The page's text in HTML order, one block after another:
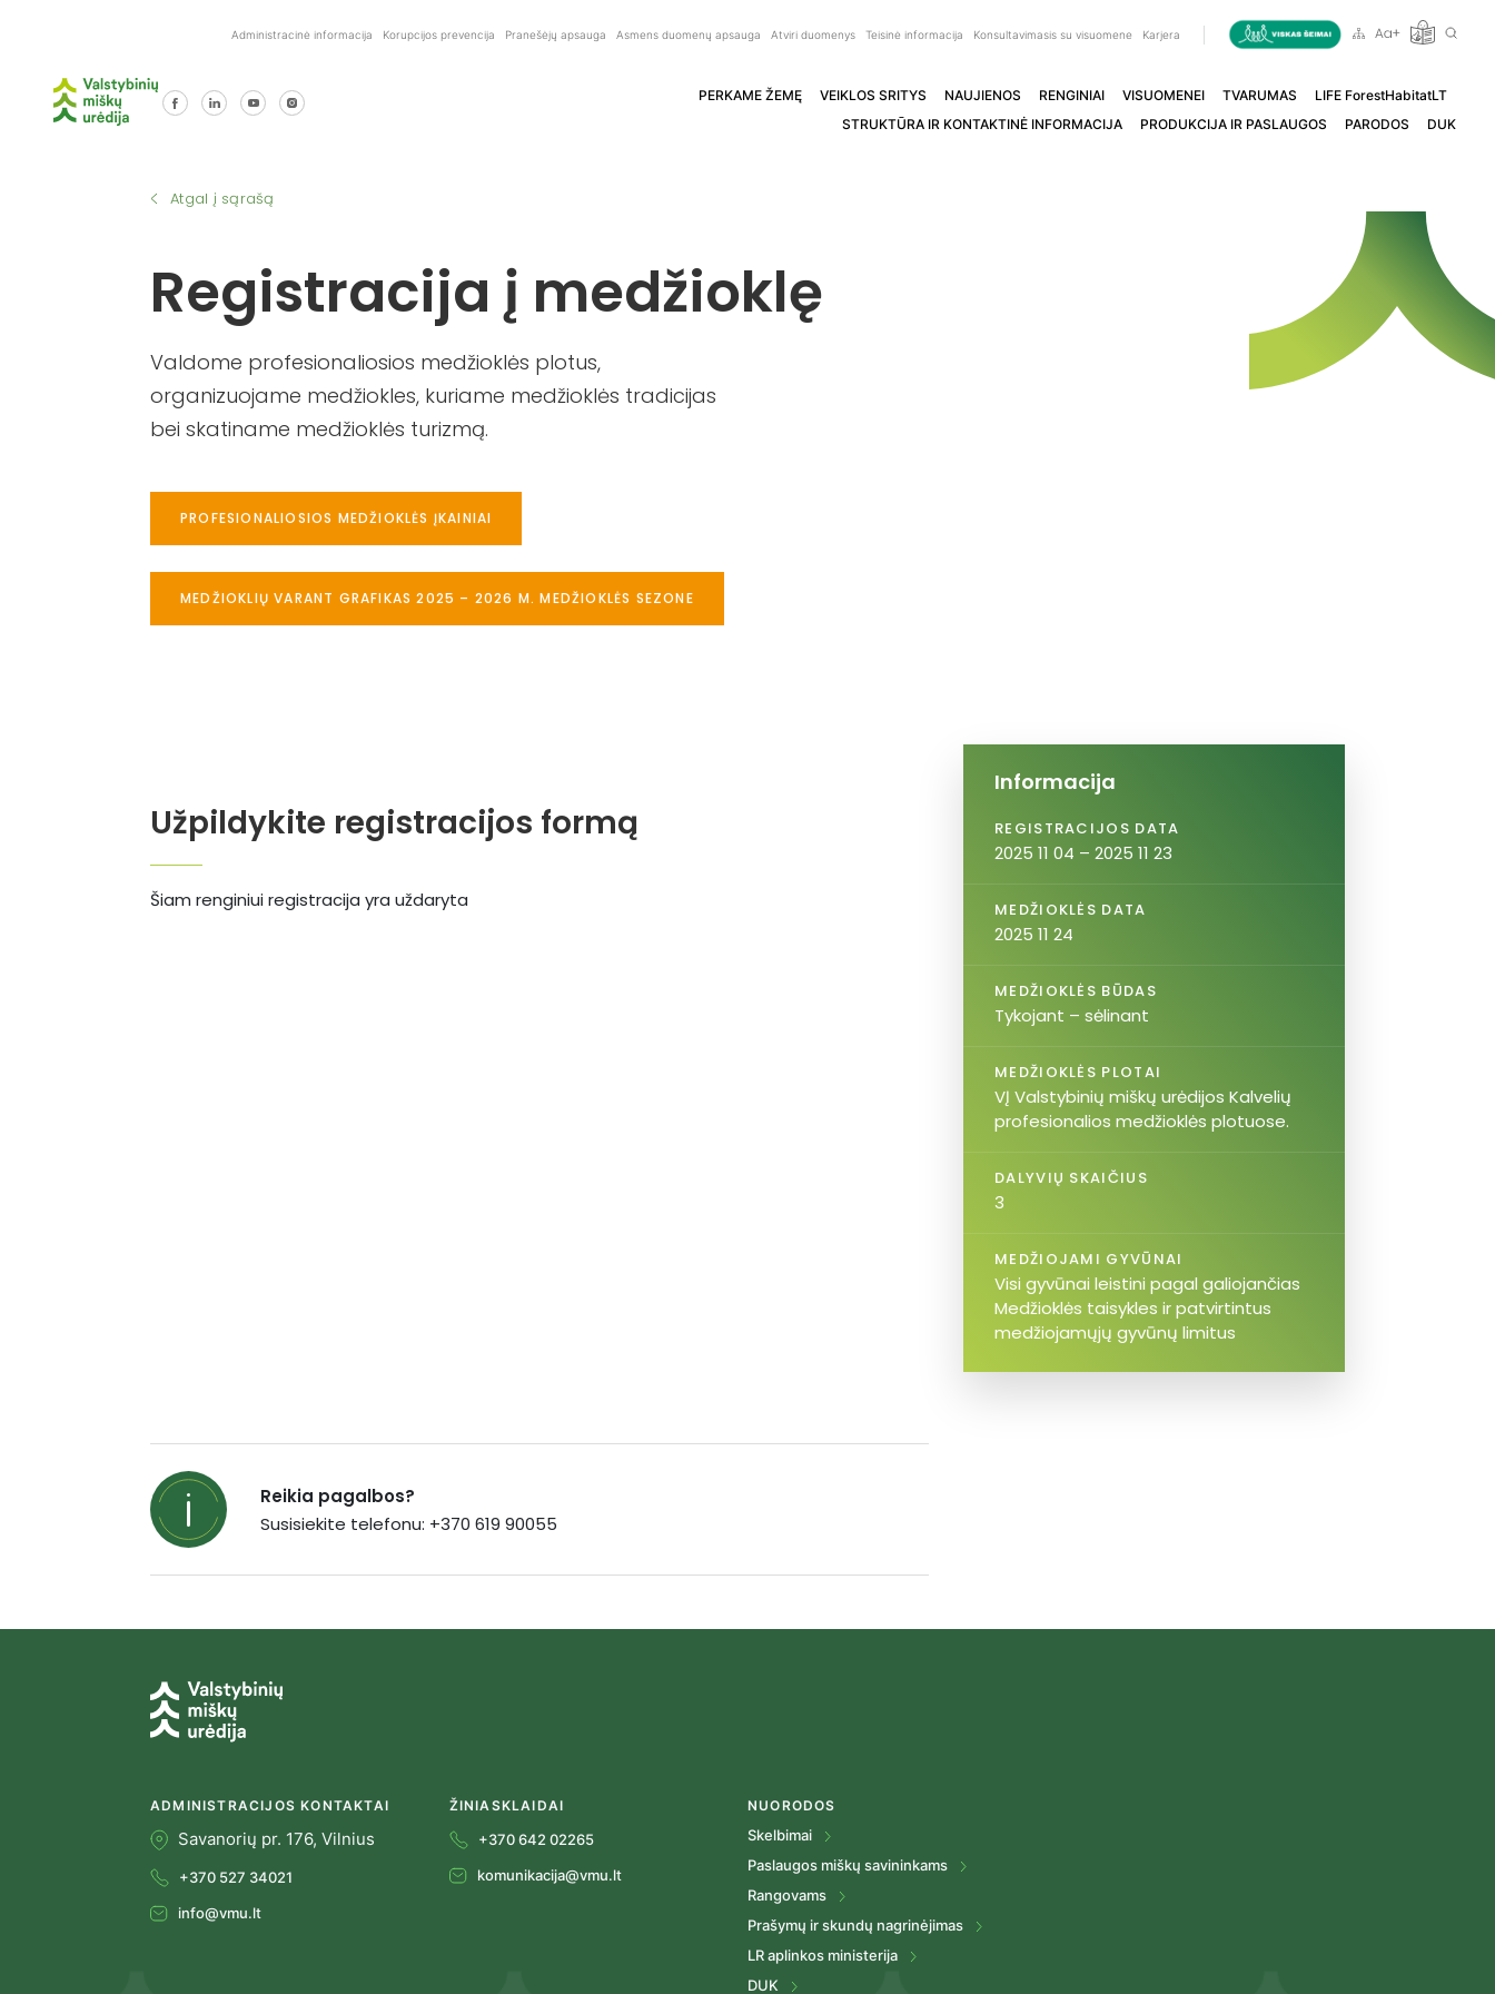
Administracinė informacija Korupcijos prevencija Pranešėjų apsauga Asmens duomenų apsauga Atviri duomenys Teisinė informacija Konsultavimasis su visuomene Karjera
PERKAME ŽEMĘ VEIKLOS SRITYS NAUJIENOS RENGINIAI VISUOMENEI TVARUMAS
LIFE ForestHabitatLT
STRUKTŪRA IR KONTAKTINĖ INFORMACIJA
PRODUKCIJA IR PASLAUGOS PARODOS DUK
Atgal į sąrašą
Registracija į medžioklę
Valdome profesionaliosios medžioklės plotus,
organizuojame medžiokles, kuriame medžioklės tradicijas
bei skatiname medžioklės turizmą.
PROFESIONALIOSIOS MEDŽIOKLĖS ĮKAINIAI
MEDŽIOKLIŲ VARANT GRAFIKAS 2025 – 2026 M. MEDŽIOKLĖS SEZONE
Užpildykite registracijos formą
Šiam renginiui registracija yra uždaryta
Informacija
REGISTRACIJOS DATA
2025 11 04 – 2025 11 23
MEDŽIOKLĖS DATA
2025 11 24
MEDŽIOKLĖS BŪDAS
Tykojant – sėlinant
MEDŽIOKLĖS PLOTAI
VĮ Valstybinių miškų urėdijos Kalvelių
profesionalios medžioklės plotuose.
DALYVIŲ SKAIČIUS
3
MEDŽIOJAMI GYVŪNAI
Visi gyvūnai leistini pagal galiojančias
Medžioklės taisykles ir patvirtintus
medžiojamųjų gyvūnų limitus
Reikia pagalbos?
Susisiekite telefonu: +370 619 90055
ADMINISTRACIJOS KONTAKTAI
Savanorių pr. 176, Vilnius
+370 527 34021
info@vmu.lt
ŽINIASKLAIDAI
+370 642 02265
komunikacija@vmu.lt
NUORODOS
Skelbimai
Paslaugos miškų savininkams
Rangovams
Prašymų ir skundų nagrinėjimas
LR aplinkos ministerija
DUK